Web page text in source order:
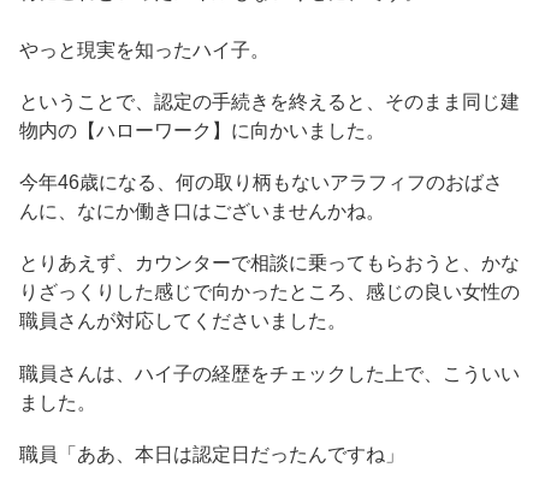
やっと現実を知ったハイ子。
ということで、認定の手続きを終えると、そのまま同じ建
物内の【ハローワーク】に向かいました。
今年46歳になる、何の取り柄もないアラフィフのおばさ
んに、なにか働き口はございませんかね。
とりあえず、カウンターで相談に乗ってもらおうと、かな
りざっくりした感じで向かったところ、感じの良い女性の
職員さんが対応してくださいました。
職員さんは、ハイ子の経歴をチェックした上で、こういい
ました。
職員「ああ、本日は認定日だったんですね」